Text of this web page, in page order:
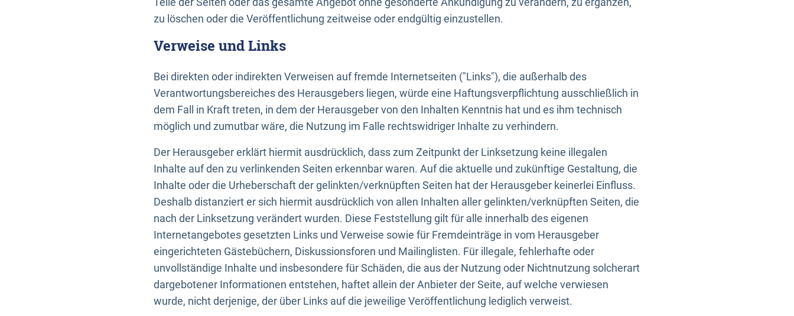
zu löschen oder die Veröffentlichung zeitweise oder endgültig einzustellen.
Verweise und Links
Bei direkten oder indirekten Verweisen auf fremde Internetseiten ("Links"), die außerhalb des
Verantwortungsbereiches des Herausgebers liegen, würde eine Haftungsverpflichtung ausschließlich in
dem Fall in Kraft treten, in dem der Herausgeber von den Inhalten Kenntnis hat und es ihm technisch
möglich und zumutbar wäre, die Nutzung im Falle rechtswidriger Inhalte zu verhindern.
Der Herausgeber erklärt hiermit ausdrücklich, dass zum Zeitpunkt der Linksetzung keine illegalen
Inhalte auf den zu verlinkenden Seiten erkennbar waren. Auf die aktuelle und zukünftige Gestaltung, die
Inhalte oder die Urheberschaft der gelinkten/verknüpften Seiten hat der Herausgeber keinerlei Einfluss.
Deshalb distanziert er sich hiermit ausdrücklich von allen Inhalten aller gelinkten/verknüpften Seiten, die
nach der Linksetzung verändert wurden. Diese Feststellung gilt für alle innerhalb des eigenen
Internetangebotes gesetzten Links und Verweise sowie für Fremdeinträge in vom Herausgeber
eingerichteten Gästebüchern, Diskussionsforen und Mailinglisten. Für illegale, fehlerhafte oder
unvollständige Inhalte und insbesondere für Schäden, die aus der Nutzung oder Nichtnutzung solcherart
dargebotener Informationen entstehen, haftet allein der Anbieter der Seite, auf welche verwiesen
wurde, nicht derjenige, der über Links auf die jeweilige Veröffentlichung lediglich verweist.